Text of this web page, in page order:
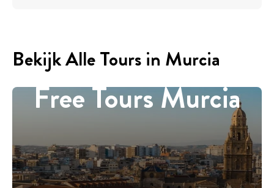
Bekijk Alle Tours in Murcia
Free Tours Murcia